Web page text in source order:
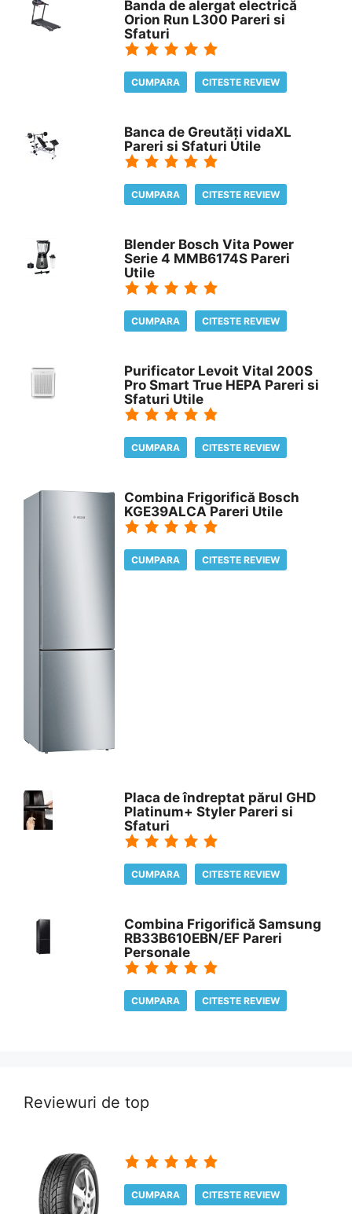
Banda de alergat electrică
Orion Run L300 Pareri si
Sfaturi
CUMPARA CITESTE REVIEW
Banca de Greutăți vidaXL
Pareri si Sfaturi Utile
CUMPARA CITESTE REVIEW
Blender Bosch Vita Power
Serie 4 MMB6174S Pareri
Utile
CUMPARA CITESTE REVIEW
Purificator Levoit Vital 200S
Pro Smart True HEPA Pareri si
Sfaturi Utile
CUMPARA CITESTE REVIEW
Combina Frigorifică Bosch
KGE39ALCA Pareri Utile
CUMPARA CITESTE REVIEW
Placa de îndreptat părul GHD
Platinum+ Styler Pareri si
Sfaturi
CUMPARA CITESTE REVIEW
Combina Frigorifică Samsung
RB33B610EBN/EF Pareri
Personale
CUMPARA CITESTE REVIEW
Reviewuri de top
CUMPARA CITESTE REVIEW